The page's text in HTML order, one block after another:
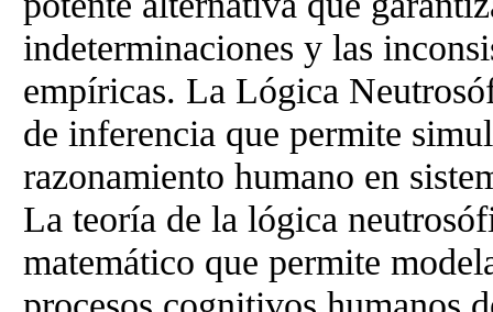
indeterminaciones y las
empíricas. La Lógica
de inferencia que permite
razonamiento humano en
La teoría de la lógica
matemático que permite